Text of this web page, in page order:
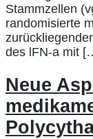
Stammzellen
randomisierte
des lFN-a mit
Neue